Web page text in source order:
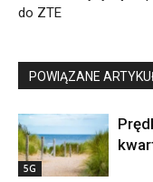
do ZTE
POWIĄZANE
5G